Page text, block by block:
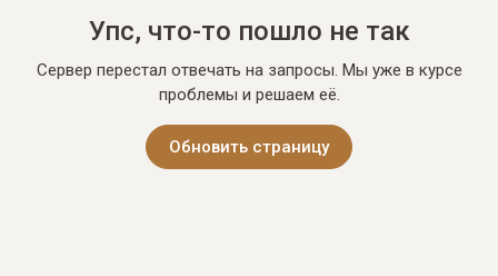
Упс, что-то пошло не так
Сервер перестал отвечать на запросы. Мы уже в курсе
проблемы и решаем её.
Обновить страницу